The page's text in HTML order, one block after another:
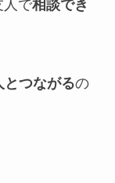
人で相談でき
とつながるの